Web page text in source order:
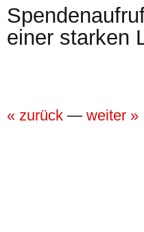
einer starken
« zurück — weiter »